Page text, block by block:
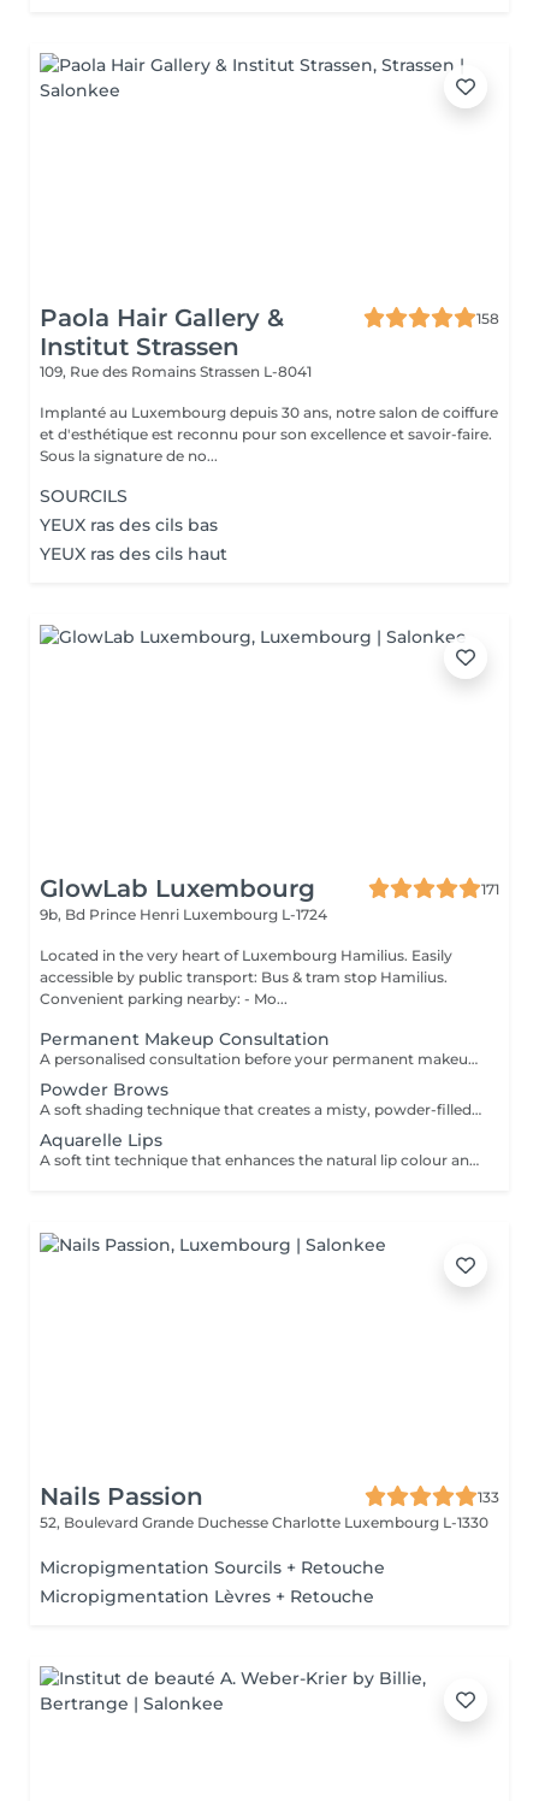
Paola Hair Gallery &
Institut Strassen
158
109, Rue des Romains Strassen L-8041
Implanté au Luxembourg depuis 30 ans, notre salon de coiffure
et d'esthétique est reconnu pour son excellence et savoir-faire.
Sous la signature de no...
SOURCILS
YEUX ras des cils bas
YEUX ras des cils haut
GlowLab Luxembourg
171
9b, Bd Prince Henri Luxembourg L-1724
Located in the very heart of Luxembourg Hamilius. Easily
accessible by public transport: Bus & tram stop Hamilius.
Convenient parking nearby: - Mo...
Permanent Makeup Consultation
A personalised consultation before your permanent makeup procedure, focused on creating a precise and natural result tailored to your features. We assess facial proportions, skin type, and desired outcome, and define the ideal shape and pigment to ensure a refined, balanced look. WHAT IS INCLUDED: - Face analysis and aesthetic assessment - Shape design and correction - Pigment selection - Procedure and healing guidance IMPORTANT: Complimentary consultation. Can be performed on the same day as the procedure.
Powder Brows
A soft shading technique that creates a misty, powder-filled effect, similar to lightly filled-in brows. Enhances shape, adds density, and delivers a clean, well-defined yet natural look. DURATION & MAINTENANCE: - Results last approximately 1-2 years, depending on skin type and lifestyle - A Touch-Up Session is required after 4-6 weeks to refine the shape and colour - Annual refresh is recommended to maintain optimal results BENEFITS: - Soft, natural definition - Fuller-looking brows - Long-lasting result - Low-maintenance routine INDICATIONS: - Sparse or uneven brows - Lack of definition - Desire for a soft makeup effect CONTRAINDICATIONS: - Pregnancy and breastfeeding - Active skin conditions - Open wounds in the area - Blood clotting disorders POST-CARE: - Avoid water and sweating for several days - Do not touch or pick the area - Apply recommended healing products - Avoid sun exposure during healing.
Aquarelle Lips
A soft tint technique that enhances the natural lip colour and shape with a sheer, translucent finish. Creates a fresh, hydrated, and naturally defined look. DURATION & MAINTENANCE: - Results last approximately 2-3 years - A Touch-Up Session is required after 4-6 weeks - Annual refresh is recommended BENEFITS: - Natural colour enhancement - Improved lip symmetry - Fresh, hydrated appearance - Long-lasting result INDICATIONS: - Pale or uneven lip colour - Lack of definition - Desire for natural enhancement CONTRAINDICATIONS: - Active herpes or infections - Pregnancy and breastfeeding - Irritation or damaged skin PRE-TREATMENT RECOMMENDATIONS: - It is recommended to take antiviral medication for 3 days prior to the procedure if prone to cold sores (herpes) - Avoid alcohol and blood-thinning medications 24-48 hours before treatment - Avoid lip irritation or aggressive treatments before the session POST-CARE: - Keep lips moisturised - Avoid spicy and hot foods - Do not peel the skin - Use SPF after healing
Nails Passion
133
52, Boulevard Grande Duchesse Charlotte Luxembourg L-1330
Micropigmentation Sourcils + Retouche
Micropigmentation Lèvres + Retouche